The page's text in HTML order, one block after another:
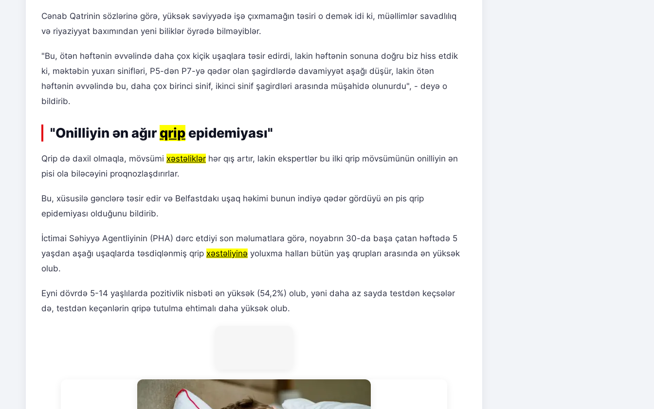
Cənab Qatrinin sözlərinə görə, yüksək səviyyədə işə çıxmamağın təsiri o demək idi ki, müəllimlər savadlılıq
və riyaziyyat baxımından yeni biliklər öyrədə bilməyiblər.
"Bu, ötən həftənin əvvəlində daha çox kiçik uşaqlara təsir edirdi, lakin həftənin sonuna doğru biz hiss etdik
ki, məktəbin yuxarı sinifləri, P5-dən P7-yə qədər olan şagirdlərdə davamiyyət aşağı düşür, lakin ötən
həftənin əvvəlində bu, daha çox birinci sinif, ikinci sinif şagirdləri arasında müşahidə olunurdu", - deyə o
bildirib.
"Onilliyin ən ağır qrip epidemiyası"
Qrip də daxil olmaqla, mövsümi xəstəliklər hər qış artır, lakin ekspertlər bu ilki qrip mövsümünün onilliyin ən
pisi ola biləcəyini proqnozlaşdırırlar.
Bu, xüsusilə gənclərə təsir edir və Belfastdakı uşaq həkimi bunun indiyə qədər gördüyü ən pis qrip
epidemiyası olduğunu bildirib.
İctimai Səhiyyə Agentliyinin (PHA) dərc etdiyi son məlumatlara görə, noyabrın 30-da başa çatan həftədə 5
yaşdan aşağı uşaqlarda təsdiqlənmiş qrip xəstəliyinə yoluxma halları bütün yaş qrupları arasında ən yüksək
olub.
Eyni dövrdə 5-14 yaşlılarda pozitivlik nisbəti ən yüksək (54,2%) olub, yəni daha az sayda testdən keçsələr
də, testdən keçənlərin qripə tutulma ehtimalı daha yüksək olub.